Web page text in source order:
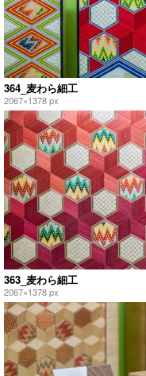
364_麦わら細工
2067×1378 px
363_麦わら細工
2067×1378 px